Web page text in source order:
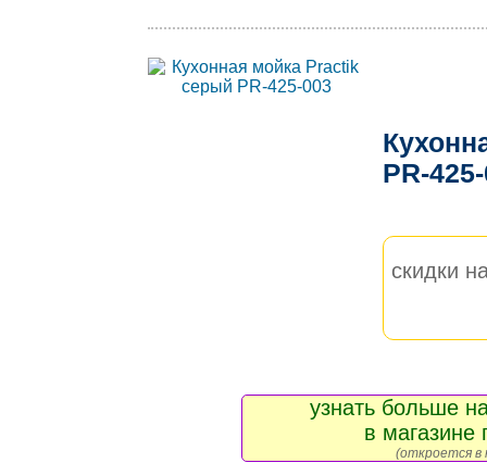
PR-
скидки
узнать больше
в магазине
(откроется в